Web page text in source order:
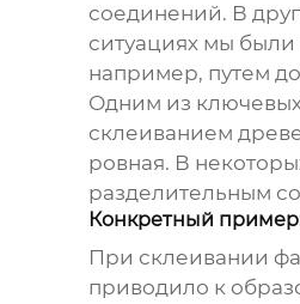
соединений. В
ситуациях мы были
например, путем
Одним из
склеиванием
ровная. В
разделительным
Конкретный
При склеивании
приводило к